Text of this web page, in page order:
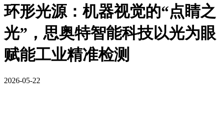
环形光源：机器视觉的“点睛之
光”，思奥特智能科技以光为眼
赋能工业精准检测
2026-05-22